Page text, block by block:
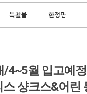
특촬물 한정판
4~5월 입고예정
샹크스&어린